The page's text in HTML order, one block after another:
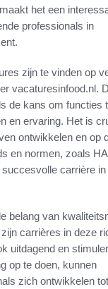
het een
professionals in
zijn te vinden op
vacaturesinfood.nl.
de kans om functies
en ervaring. Het is
ontwikkelen en op
en normen, zoals
carrière
belang van
carrières in deze
uitdagend en
op te doen, kunnen
zich ontwikkelen